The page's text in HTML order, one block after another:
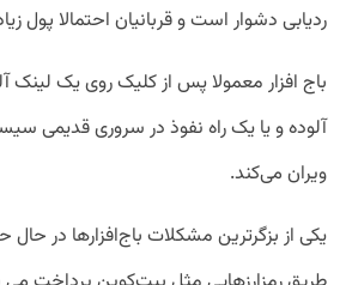
ردیابی دشوار است و قربانیان احتمالا پول
باج افزار معمولا پس از کلیک روی یک لینک
آلوده و یا یک راه نفوذ در سروری قدیمی
ویران می‌کند.
یکی از بزگرترین مشکلات باج‌افزار‌ها در